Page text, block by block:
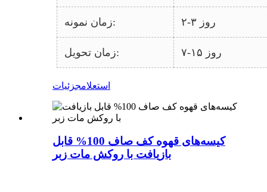
زمان نمونه: ۲-۳ روز
زمان تحویل: ۷-۱۵ روز
استعلامجزئیات
کیسه‌های قهوه کف صاف 100% قابل
بازیافت با روکش مات زبر